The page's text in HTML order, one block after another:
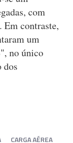
com
Em contraste,
um
no único
dos
CARGA AÉREA